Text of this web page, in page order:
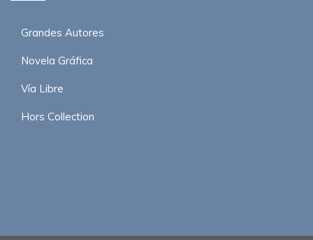
Grandes Autores
Novela Gráfica
Vía Libre
Hors Collection